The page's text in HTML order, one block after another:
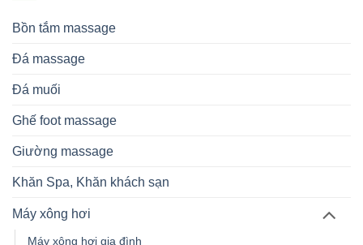
Bồn tắm massage
Đá massage
Đá muối
Ghế foot massage
Giường massage
Khăn Spa, Khăn khách sạn
Máy xông hơi
Máy xông hơi gia đình